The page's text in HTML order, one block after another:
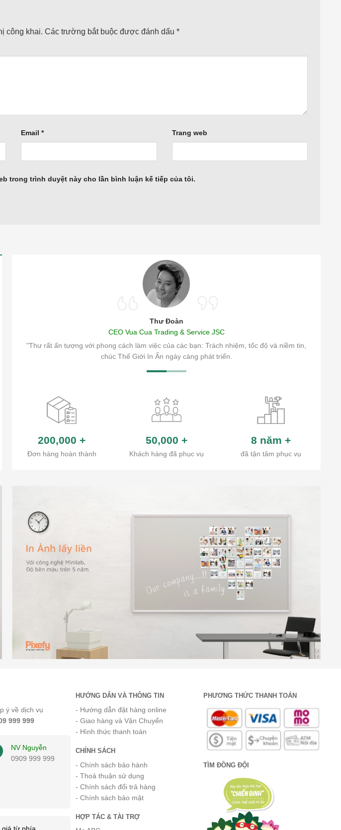
công khai. Các trường bắt buộc được đánh dấu *
Email* Trang web
trong trình duyệt này cho lần bình luận kế tiếp của tôi.
Thư Đoàn
CEO Vua Cua Trading & Service JSC
"Thư rất ấn tượng với phong cách làm việc của các bạn: Trách nhiệm, tốc độ và niềm tin,
chúc Thế Giới In Ấn ngày càng phát triển.
200,000 +
Đơn hàng hoàn thành
50,000 +
Khách hàng đã phục vụ
8 năm +
đã tận tâm phục vụ
ý về dịch vụ
999 999
NV Nguyễn
0909 999 999
HƯỚNG DẪN VÀ THÔNG TIN
- Hướng dẫn đặt hàng online
- Giao hàng và Vận Chuyển
- Hình thức thanh toán
CHÍNH SÁCH
- Chính sách bảo hành
- Thoả thuận sử dụng
- Chính sách đổi trả hàng
- Chính sách bảo mật
HỢP TÁC & TÀI TRỢ
PHƯƠNG THỨC THANH TOÁN
TÌM ĐỒNG ĐỘI